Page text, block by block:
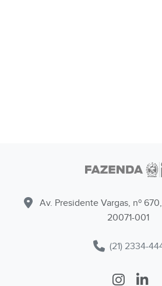
Av. Presidente Vargas, nº
20071-001
(21) 2334-